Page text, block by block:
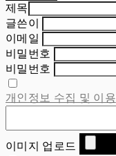
제목
글쓴이
이메일
비밀번호
비밀번호
개인정보 수집 및 이용
이미지 업로드